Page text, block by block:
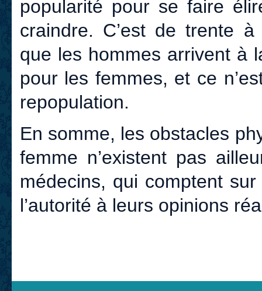
popularité pour se faire
craindre. C’est de trente
que les hommes arrivent à
pour les femmes, et ce
repopulation.
En somme, les obstacles
femme n’existent pas
médecins, qui comptent
l’autorité à leurs opinions